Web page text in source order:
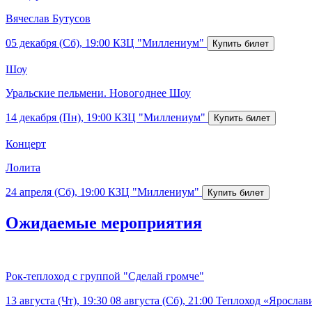
Вячеслав Бутусов
05 декабря (Сб), 19:00 КЗЦ "Миллениум"
Шоу
Уральские пельмени. Новогоднее Шоу
14 декабря (Пн), 19:00 КЗЦ "Миллениум"
Концерт
Лолита
24 апреля (Сб), 19:00 КЗЦ "Миллениум"
Ожидаемые мероприятия
Рок-теплоход с группой "Сделай громче"
13 августа (Чт), 19:30 08 августа (Сб), 21:00 Теплоход